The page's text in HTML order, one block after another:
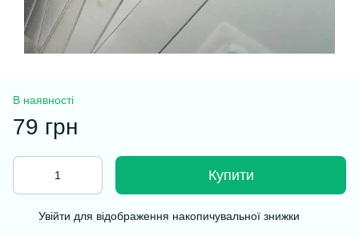
В наявності
79 грн
Купити
Увійти для відображення накопичувальної знижки